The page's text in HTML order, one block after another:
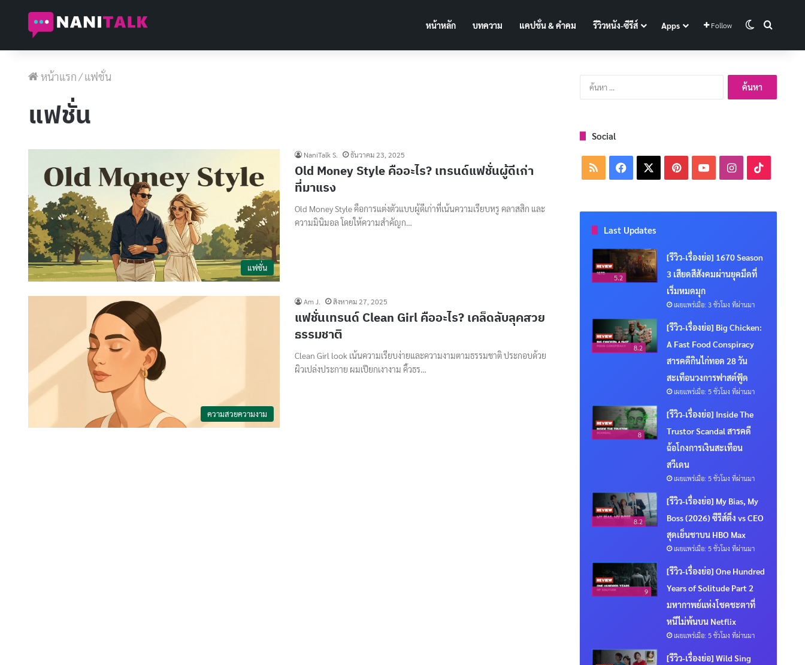
หน้าหลัก บทความ แคปชั่น & คำคม รีวิวหนัง-ซีรีส์ Apps Follow Switch skin
หน้าแรก/แฟชั่น
แฟชั่น
แฟชั่น
NaniTalk S. ธันวาคม 23, 2025
Old Money Style คืออะไร? เทรนด์แฟชั่นผู้ดีเก่า
ที่มาแรง
Old Money Style คือการแต่งตัวแบบผู้ดีเก่าที่เน้นความเรียบหรู คลาสสิก และ
ความมินิมอล โดยให้ความสำคัญก…
ความสวยความงาม
Am J. สิงหาคม 27, 2025
แฟชั่นเทรนด์ Clean Girl คืออะไร? เคล็ดลับลุคสวย
ธรรมชาติ
Clean Girl look เน้นความเรียบง่ายและความงามตามธรรมชาติ ประกอบด้วย
ผิวเปล่งประกาย ผมเปียกเงางาม คิ้วธร…
ค้นหา
สำหรับ:
Social
RSS Facebook PinterestYouTubeInstagram
Last Updates
5.2
[รีวิว-เรื่องย่อ] 1670 Season
3 เสียดสีสังคมผ่านยุคมืดที่
เริ่มหมดมุก
เผยแพร่เมื่อ: 3 ชั่วโมง ที่ผ่านมา
8.2
[รีวิว-เรื่องย่อ] Big Chicken:
A Fast Food Conspiracy
สารคดีกินไก่ทอด 28 วัน
สะเทือนวงการฟาสต์ฟู้ด
เผยแพร่เมื่อ: 5 ชั่วโมง ที่ผ่านมา
8
[รีวิว-เรื่องย่อ] Inside The
Trustor Scandal สารคดี
ฉ้อโกงการเงินสะเทือน
สวีเดน
เผยแพร่เมื่อ: 5 ชั่วโมง ที่ผ่านมา
8.2
[รีวิว-เรื่องย่อ] My Bias, My
Boss (2026) ซีรีส์ติ่ง vs CEO
สุดเย็นชาบน HBO Max
เผยแพร่เมื่อ: 5 ชั่วโมง ที่ผ่านมา
9
[รีวิว-เรื่องย่อ] One Hundred
Years of Solitude Part 2
มหากาพย์แห่งโชคชะตาที่
หนีไม่พ้นบน Netflix
เผยแพร่เมื่อ: 5 ชั่วโมง ที่ผ่านมา
[รีวิว-เรื่องย่อ] Wild Sing